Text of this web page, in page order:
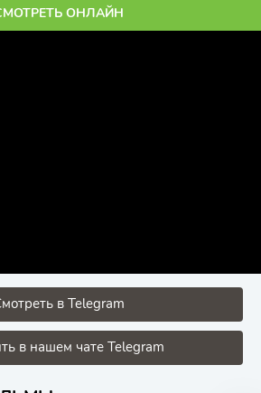
ОНЛАЙН
в Telegram
в нашем чате Telegram